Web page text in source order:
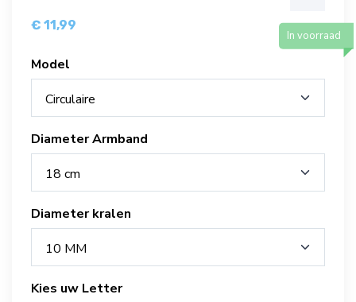
€ 11,99
In voorraad
Model
Circulaire
Diameter Armband
18 cm
Diameter kralen
10 MM
Kies uw Letter